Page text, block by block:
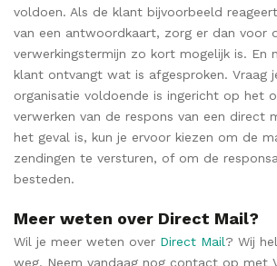
voldoen. Als de klant bijvoorbeeld
van een antwoordkaart, zorg er dan voor
verwerkingstermijn zo kort mogelijk is. En
klant ontvangt wat is afgesproken. Vraag
organisatie voldoende is ingericht op het
verwerken van de respons van een direct
het geval is, kun je ervoor kiezen om de
zendingen te versturen, of om de
besteden.
Meer weten over Direct Mail?
Wil je meer weten over Direct Mail? Wij
weg. Neem vandaag nog contact op met